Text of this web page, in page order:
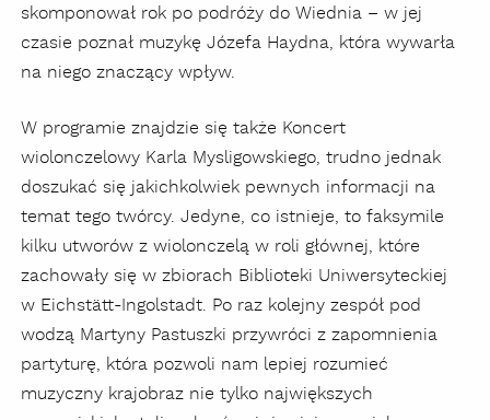
skomponował rok po podróży do Wiednia – w jej
czasie poznał muzykę Józefa Haydna, która wywarła
na niego znaczący wpływ.
W programie znajdzie się także Koncert
wiolonczelowy Karla Mysligowskiego, trudno jednak
doszukać się jakichkolwiek pewnych informacji na
temat tego twórcy. Jedyne, co istnieje, to faksymile
kilku utworów z wiolonczelą w roli głównej, które
zachowały się w zbiorach Biblioteki Uniwersyteckiej
w Eichstätt-Ingolstadt. Po raz kolejny zespół pod
wodzą Martyny Pastuszki przywróci z zapomnienia
partyturę, która pozwoli nam lepiej rozumieć
muzyczny krajobraz nie tylko największych